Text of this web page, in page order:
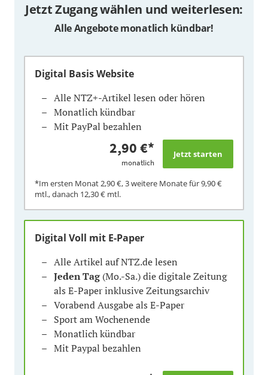
Jetzt Zugang wählen und weiterlesen:
Alle Angebote monatlich kündbar!
Digital Basis Website
Alle NTZ+-Artikel lesen oder hören
Monatlich kündbar
Mit PayPal bezahlen
2,90 €*
monatlich
*Im ersten Monat2,90 €, 3 weitere Monate für9,90 €
mtl., danach 12,30 € mtl.
Digital Voll mit E-Paper
Alle Artikel auf NTZ.de lesen
Jeden Tag(Mo.-Sa.) die digitale Zeitung
als E-Paper inklusive Zeitungsarchiv
Vorabend Ausgabe als E-Paper
Sport am Wochenende
Monatlich kündbar
Mit Paypal bezahlen